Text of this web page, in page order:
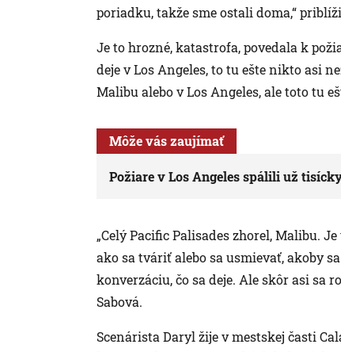
poriadku, takže sme ostali doma,“
Je to hrozné, katastrofa, povedala k
deje v Los Angeles, to tu ešte nikto asi
Malibu alebo v Los Angeles, ale toto tu
Môže vás zaujímať
Požiare v Los Angeles spálili už
„Celý Pacific Palisades zhorel, Malibu.
ako sa tváriť alebo sa usmievať, akoby
konverzáciu, čo sa deje. Ale skôr asi sa
Sabová.
Scenárista Daryl žije v mestskej časti